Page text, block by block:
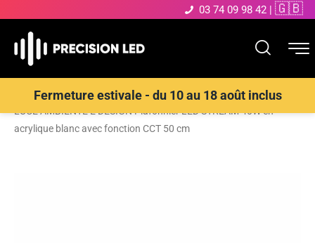
03 74 09 98 42 | 🇬🇧
Fermeture estivale - du 10 au 18 août inclus
Accueil>Boutique>ECLAIRAGE INTERIEUR LED>Plafonnier>
LUCE AMBIENTE E DESIGN Plafonnier LED STREAM 40W en
acrylique blanc avec fonction CCT 50 cm